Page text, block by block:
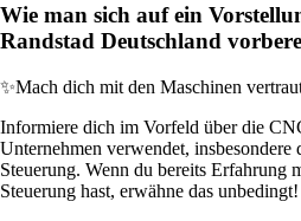
Wie man sich auf ein
Randstad Deutschland
✨Mach dich mit den Maschinen
Informiere dich im Vorfeld über die
Unternehmen verwendet,
Steuerung. Wenn du bereits Erfahrung
Steuerung hast, erwähne das unbedingt!